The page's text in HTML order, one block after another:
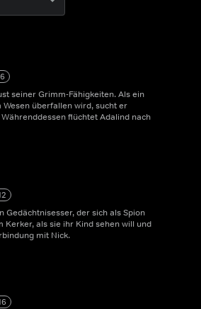
seiner Grimm-Fähigkeiten. Als ein
überfallen wird, sucht er
flüchtet Adalind nach
Gedächtnisesser, der sich als Spion
Kerker, als sie ihr Kind sehen will und
mit Nick.